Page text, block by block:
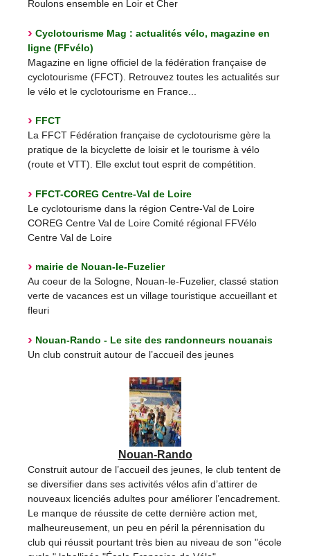
Roulons ensemble en Loir et Cher
Cyclotourisme Mag : actualités vélo, magazine en
ligne (FFvélo)
Magazine en ligne officiel de la fédération française de
cyclotourisme (FFCT). Retrouvez toutes les actualités sur
le vélo et le cyclotourisme en France...
FFCT
La FFCT Fédération française de cyclotourisme gère la
pratique de la bicyclette de loisir et le tourisme à vélo
(route et VTT). Elle exclut tout esprit de compétition.
FFCT-COREG Centre-Val de Loire
Le cyclotourisme dans la région Centre-Val de Loire
COREG Centre Val de Loire Comité régional FFVélo
Centre Val de Loire
mairie de Nouan-le-Fuzelier
Au coeur de la Sologne, Nouan-le-Fuzelier, classé station
verte de vacances est un village touristique accueillant et
fleuri
Nouan-Rando - Le site des randonneurs nouanais
Un club construit autour de l’accueil des jeunes
Nouan-Rando
Construit autour de l’accueil des jeunes, le club tentent de
se diversifier dans ses activités vélos afin d’attirer de
nouveaux licenciés adultes pour améliorer l’encadrement.
Le manque de réussite de cette dernière action met,
malheureusement, un peu en péril la pérennisation du
club qui réussit pourtant très bien au niveau de son "école